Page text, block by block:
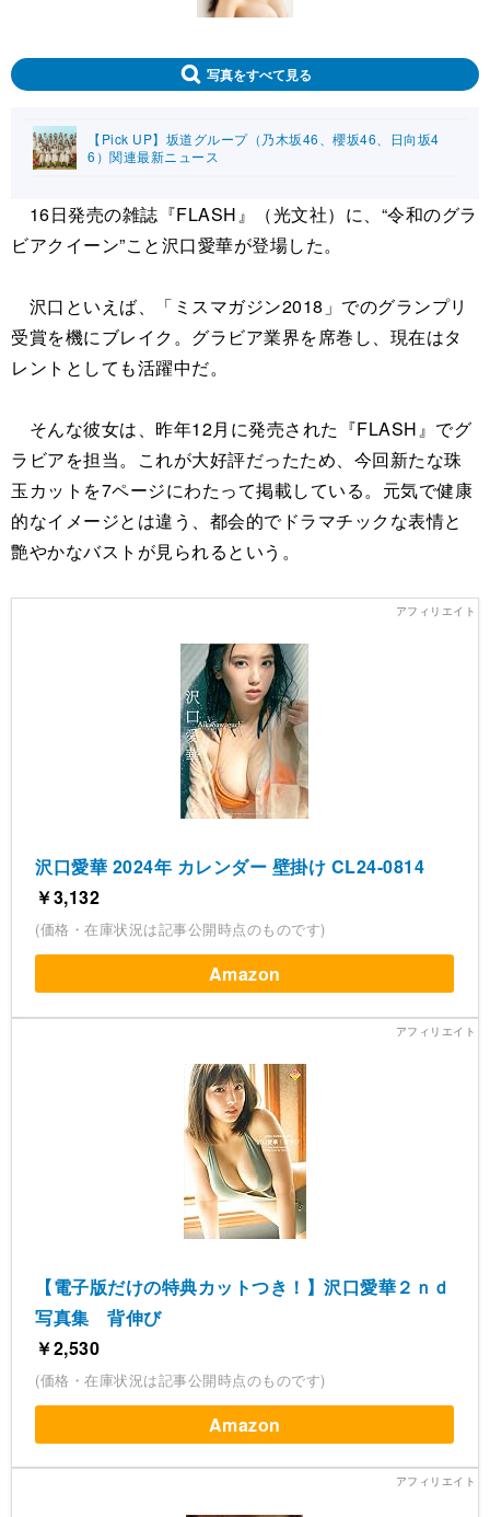
写真をすべて見る
【Pick UP】坂道グループ（乃木坂46、櫻坂46、日向坂4
6）関連最新ニュース
16日発売の雑誌『FLASH』（光文社）に、“令和のグラ
ビアクイーン”こと沢口愛華が登場した。
沢口といえば、「ミスマガジン2018」でのグランプリ
受賞を機にブレイク。グラビア業界を席巻し、現在はタ
レントとしても活躍中だ。
そんな彼女は、昨年12月に発売された『FLASH』でグ
ラビアを担当。これが大好評だったため、今回新たな珠
玉カットを7ページにわたって掲載している。元気で健康
的なイメージとは違う、都会的でドラマチックな表情と
艶やかなバストが見られるという。
沢口愛華 2024年 カレンダー 壁掛け CL24-0814
￥3,132
(価格・在庫状況は記事公開時点のものです)
Amazon
【電子版だけの特典カットつき！】沢口愛華２ｎｄ
写真集 背伸び
￥2,530
(価格・在庫状況は記事公開時点のものです)
Amazon